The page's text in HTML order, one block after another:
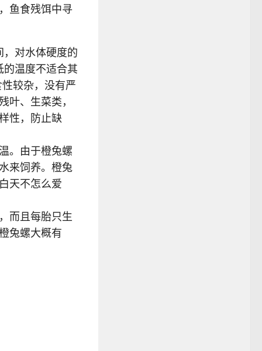
鱼食残饵中寻
，对水体硬度的
温度不适合其
较杂，没有严
叶、生菜类，
性，防止缺
。由于橙兔螺
来饲养。橙兔
天不怎么爱
而且每胎只生
兔螺大概有